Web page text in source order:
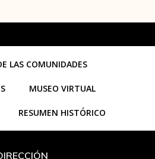
LAS COMUNIDADES
MUSEO VIRTUAL
RESUMEN HISTÓRICO